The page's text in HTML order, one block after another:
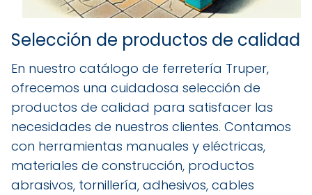
Selección de productos de calidad
En nuestro catálogo de ferretería Truper,
ofrecemos una cuidadosa selección de
productos de calidad para satisfacer las
necesidades de nuestros clientes. Contamos
con herramientas manuales y eléctricas,
materiales de construcción, productos
abrasivos, tornillería, adhesivos, cables